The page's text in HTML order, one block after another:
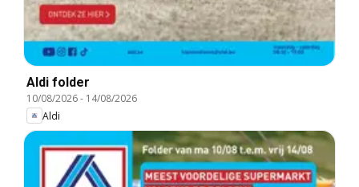
Aldi folder
10/08/2026- 14/08/2026
Aldi